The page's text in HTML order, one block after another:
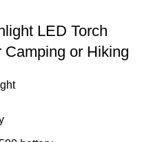
LED Torch
Camping or Hiking